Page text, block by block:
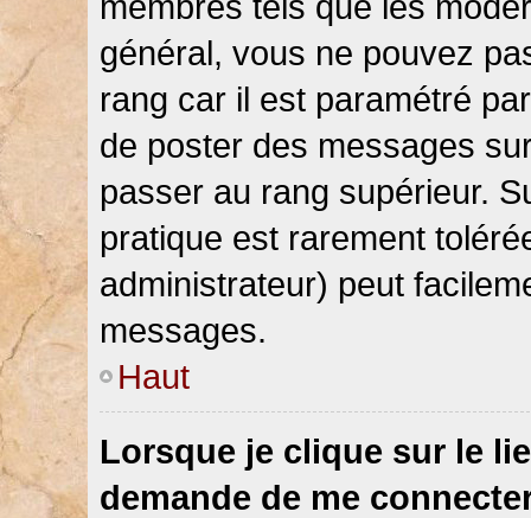
général, vous ne pouvez
rang car il est paramétré
de poster des messages
passer au rang supérieur.
pratique est rarement
administrateur) peut
messages.
Haut
Lorsque je clique sur le
demande de me